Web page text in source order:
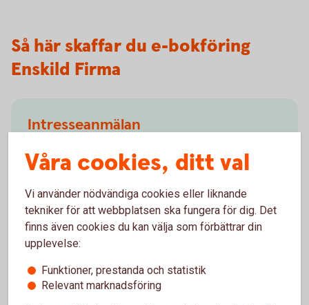
Så här skaffar du e-bokföring
Enskild Firma
Intresseanmälan
Fyll i formuläret nedan så kontaktar vi dig.
Besök oss
Våra cookies, ditt val
Vi använder nödvändiga cookies eller liknande
tekniker för att webbplatsen ska fungera för dig. Det
finns även cookies du kan välja som förbättrar din
upplevelse:
Funktioner, prestanda och statistik
Relevant marknadsföring